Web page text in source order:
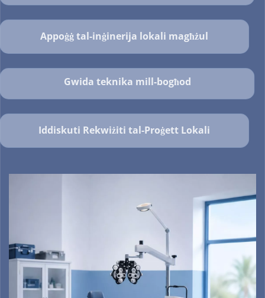
Appoġġ tal-inġinerija lokali magħżul
Gwida teknika mill-bogħod
Iddiskuti Rekwiżiti tal-Proġett Lokali